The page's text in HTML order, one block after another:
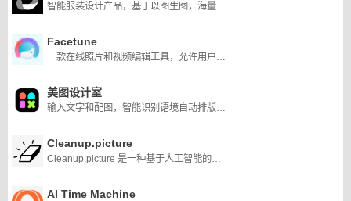
智能服装设计产品，基于以图生图，海量延伸创新设计
Facetune
一款在线照片和视频编辑工具，允许用户创建人工智能头像，增强他们的自拍照
美图设计室
输入文字和配图，智能识别语境自动排版一键生成更多设计方案，AI智能处理强力降噪，修复图片放大噪点锯齿不损图像质量，支持放大200%和400%
Cleanup.picture
Cleanup.picture 是一种基于人工智能的高级编辑工具，比其他克隆图章工具要好得多。像 adobe photoshop fix 这样的克隆工具需要背景参考，而我们的 AI 只需点击几下，就能真正猜出不需要的文本、不需要的人、不需要的对象背后的内容。
AI Time Machine